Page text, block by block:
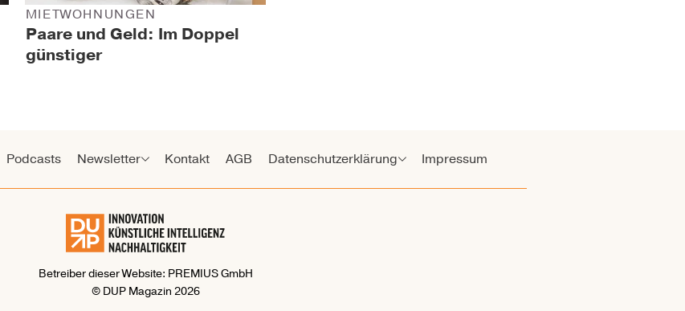
Paare und Geld: Im Doppel
günstiger
MIETWOHNUNGEN
Podcasts Newsletter Kontakt AGB Datenschutzerklärung Impressum
Betreiber dieser Website: PREMIUS GmbH
© DUP Magazin 2026